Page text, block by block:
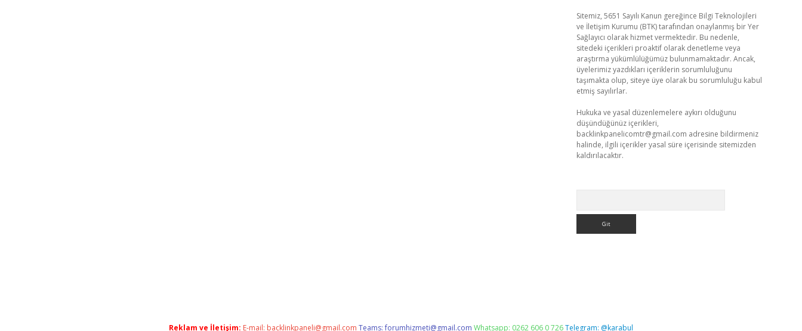
Sitemiz, 5651 Sayılı Kanun gereğince Bilgi Teknolojileri
ve İletişim Kurumu (BTK) tarafından onaylanmış bir Yer
Sağlayıcı olarak hizmet vermektedir. Bu nedenle,
sitedeki içerikleri proaktif olarak denetleme veya
araştırma yükümlülüğümüz bulunmamaktadır. Ancak,
üyelerimiz yazdıkları içeriklerin sorumluluğunu
taşımakta olup, siteye üye olarak bu sorumluluğu kabul
etmiş sayılırlar.
Hukuka ve yasal düzenlemelere aykırı olduğunu
düşündüğünüz içerikleri,
backlinkpanelicomtr@gmail.com adresine bildirmeniz
halinde, ilgili içerikler yasal süre içerisinde sitemizden
kaldırılacaktır.
Reklam ve İletişim: E-mail: backlinkpaneli@gmail.com Teams:forumhizmeti@gmail.com Whatsapp: 0262 606 0 726Telegram: @karabul